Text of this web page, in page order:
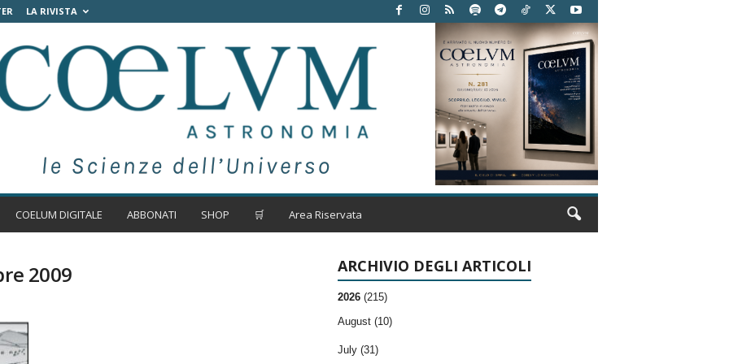
LA RIVISTA
COELUM DIGITALE ABBONATI SHOP 🛒 Area Riservata
2009 ARCHIVIO DEGLI ARTICOLI
2026 (215)
August (10)
July (31)